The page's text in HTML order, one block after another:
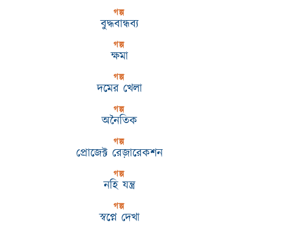
গল্প
বুদ্ধবান্ধব্য
গল্প
ক্ষমা
গল্প
দমের খেলা
গল্প
অনৈতিক
গল্প
প্রোজেক্ট রেজ়ারেকশন
গল্প
নহি যন্ত্র
গল্প
স্বপ্নে দেখা